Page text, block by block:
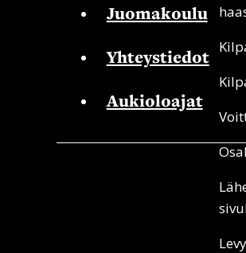
Juomakoulu
Yhteystiedot
Aukioloajat